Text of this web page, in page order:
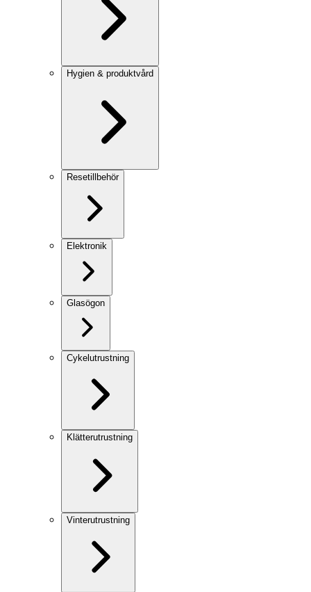
Hygien & produktvård
Resetillbehör
Elektronik
Glasögon
Cykelutrustning
Klätterutrustning
Vinterutrustning